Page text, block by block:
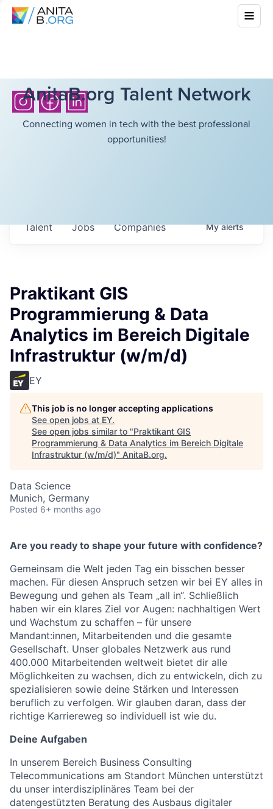
AnitaB.org Talent Network
Connecting women in tech with the best professional
opportunities!
Jobs Companies
Talent Myalerts
Praktikant GIS
Programmierung & Data
Analytics im Bereich Digitale
Infrastruktur (w/m/d)
EY
This job is no longer accepting applications
See open jobs at EY.
See open jobs similar to "Praktikant GIS
Programmierung & Data Analytics im Bereich Digitale
Infrastruktur (w/m/d)" AnitaB.org.
Data Science
Munich, Germany
Posted 6+ months ago
Are you ready to shape your future with confidence?
Gemeinsam die Welt jeden Tag ein bisschen besser
machen. Für diesen Anspruch setzen wir bei EY alles in
Bewegung und gehen als Team „all in“. Schließlich
haben wir ein klares Ziel vor Augen: nachhaltigen Wert
und Wachstum zu schaffen – für unsere
Mandant:innen, Mitarbeitenden und die gesamte
Gesellschaft. Unser globales Netzwerk aus rund
400.000 Mitarbeitenden weltweit bietet dir alle
Möglichkeiten zu wachsen, dich zu entwickeln, dich zu
spezialisieren sowie deine Stärken und Interessen
beruflich zu verfolgen. Wir glauben daran, dass der
richtige Karriereweg so individuell ist wie du.
Deine Aufgaben
In unserem Bereich Business Consulting
Telecommunications am Standort München unterstützt
du unser interdisziplinäres Team bei der
datengestützten Beratung des Ausbaus digitaler